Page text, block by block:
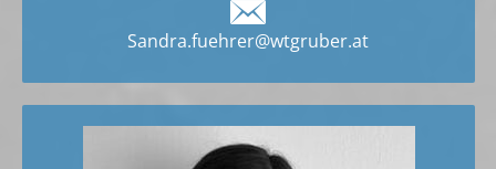
Sandra.fuehrer@wtgruber.at